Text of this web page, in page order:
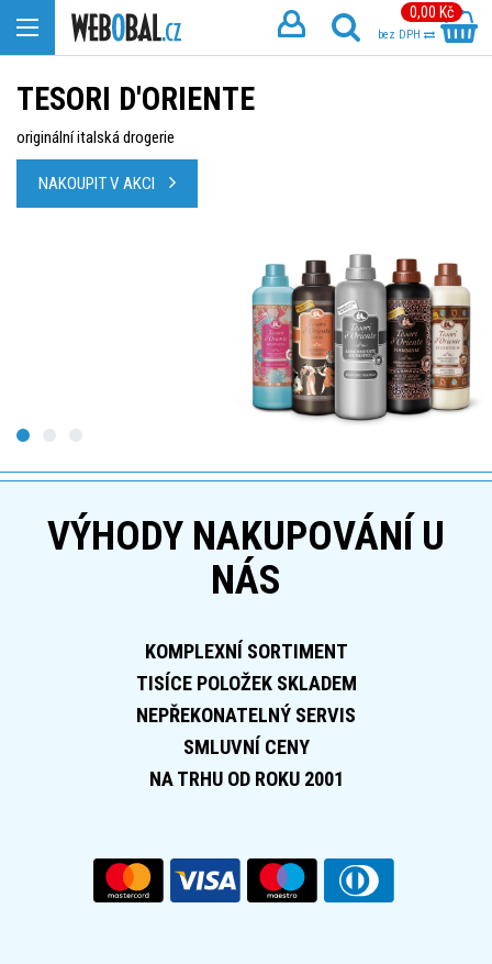
0,00 Kč
bez DPH
TESORI D'ORIENTE
originální italská drogerie
NAKOUPIT V AKCI
VÝHODY NAKUPOVÁNÍ U
NÁS
KOMPLEXNÍ SORTIMENT
TISÍCE POLOŽEK SKLADEM
NEPŘEKONATELNÝ SERVIS
SMLUVNÍ CENY
NA TRHU OD ROKU 2001